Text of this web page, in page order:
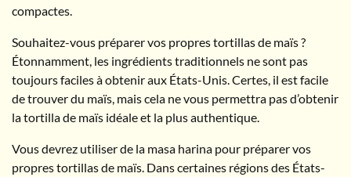
compactes.
Souhaitez-vous préparer vos propres tortillas de maïs ?
Étonnamment, les ingrédients traditionnels ne sont pas
toujours faciles à obtenir aux États-Unis. Certes, il est facile
de trouver du maïs, mais cela ne vous permettra pas d’obtenir
la tortilla de maïs idéale et la plus authentique.
Vous devrez utiliser de la masa harina pour préparer vos
propres tortillas de maïs. Dans certaines régions des États-